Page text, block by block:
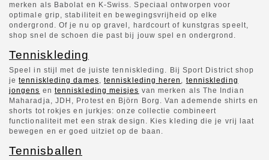
merken als Babolat en K-Swiss. Speciaal ontworpen voor
optimale grip, stabiliteit en bewegingsvrijheid op elke
ondergrond. Of je nu op gravel, hardcourt of kunstgras speelt,
shop snel de schoen die past bij jouw spel en ondergrond.
Tenniskleding
Speel in stijl met de juiste tenniskleding. Bij Sport District shop
jetenniskleding dames, tenniskleding heren , tenniskleding
jongens en tenniskleding meisjes van merken als The Indian
Maharadja, JDH, Protest en Björn Borg. Van ademende shirts en
shorts tot rokjes en jurkjes: onze collectie combineert
functionaliteit met een strak design. Kies kleding die je vrij laat
bewegen en er goed uitziet op de baan.
Tennisballen